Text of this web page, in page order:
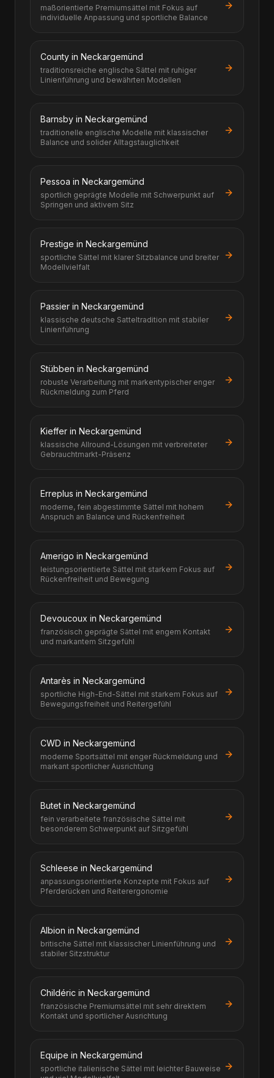
maßorientierte Premiumsättel mit Fokus auf
individuelle Anpassung und sportliche Balance
County in Neckargemünd
traditionsreiche englische Sättel mit ruhiger
Linienführung und bewährten Modellen
Barnsby in Neckargemünd
traditionelle englische Modelle mit klassischer
Balance und solider Alltagstauglichkeit
Pessoa in Neckargemünd
sportlich geprägte Modelle mit Schwerpunkt auf
Springen und aktivem Sitz
Prestige in Neckargemünd
sportliche Sättel mit klarer Sitzbalance und breiter
Modellvielfalt
Passier in Neckargemünd
klassische deutsche Satteltradition mit stabiler
Linienführung
Stübben in Neckargemünd
robuste Verarbeitung mit markentypischer enger
Rückmeldung zum Pferd
Kieffer in Neckargemünd
klassische Allround-Lösungen mit verbreiteter
Gebrauchtmarkt-Präsenz
Erreplus in Neckargemünd
moderne, fein abgestimmte Sättel mit hohem
Anspruch an Balance und Rückenfreiheit
Amerigo in Neckargemünd
leistungsorientierte Sättel mit starkem Fokus auf
Rückenfreiheit und Bewegung
Devoucoux in Neckargemünd
französisch geprägte Sättel mit engem Kontakt
und markantem Sitzgefühl
Antarès in Neckargemünd
sportliche High-End-Sättel mit starkem Fokus auf
Bewegungsfreiheit und Reitergefühl
CWD in Neckargemünd
moderne Sportsättel mit enger Rückmeldung und
markant sportlicher Ausrichtung
Butet in Neckargemünd
fein verarbeitete französische Sättel mit
besonderem Schwerpunkt auf Sitzgefühl
Schleese in Neckargemünd
anpassungsorientierte Konzepte mit Fokus auf
Pferderücken und Reiterergonomie
Albion in Neckargemünd
britische Sättel mit klassischer Linienführung und
stabiler Sitzstruktur
Childéric in Neckargemünd
französische Premiumsättel mit sehr direktem
Kontakt und sportlicher Ausrichtung
Equipe in Neckargemünd
sportliche italienische Sättel mit leichter Bauweise